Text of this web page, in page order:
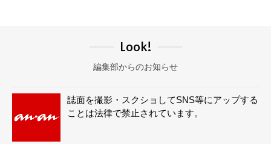
Look!
編集部からのお知らせ
誌面を撮影・スクショしてSNS等にアップする
ことは法律で禁止されています。